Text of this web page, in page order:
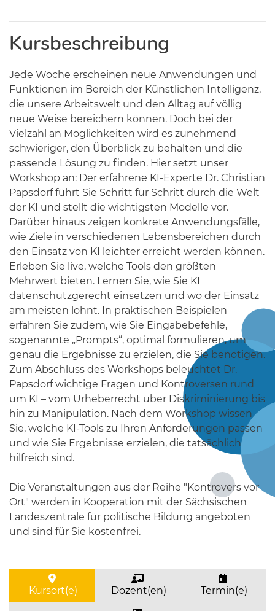
Kursbeschreibung
Jede Woche erscheinen neue Anwendungen und
Funktionen im Bereich der Künstlichen Intelligenz,
die unsere Arbeitswelt und den Alltag auf völlig
neue Weise bereichern können. Doch bei der
Vielzahl an Möglichkeiten wird es zunehmend
schwieriger, den Überblick zu behalten und die
passende Lösung zu finden. Hier setzt unser
Workshop an: Der erfahrene KI-Experte Dr. Christian
Papsdorf führt Sie Schritt für Schritt durch die Welt
der KI und stellt die wichtigsten Modelle vor.
Darüber hinaus zeigen konkrete Anwendungsfälle,
wie Ziele in verschiedenen Lebensbereichen durch
den Einsatz von KI leichter erreicht werden können.
Erleben Sie live, welche Tools den größten
Mehrwert bieten. Lernen Sie, wie Sie KI
datenschutzgerecht einsetzen und wo der Einsatz
am meisten lohnt. In praktischen Beispielen
erfahren Sie zudem, wie Sie Eingabebefehle,
sogenannte „Prompts“, optimal formulieren, um
genau die Ergebnisse zu erzielen, die Sie benötigen.
Zum Abschluss des Workshops beleuchtet Dr.
Papsdorf wichtige Fragen und Kontroversen rund
um KI – vom Urheberrecht über Diskriminierung bis
hin zu Manipulation. Nach dem Workshop wissen
Sie, welche KI-Tools zu Ihren Anforderungen passen
und wie Sie Ergebnisse erzielen, die tatsächlich
hilfreich sind.
Die Veranstaltungen aus der Reihe "Kontrovers vor
Ort" werden in Kooperation mit der Sächsischen
Landeszentrale für politische Bildung angeboten
und sind für Sie kostenfrei.
Kursort(e) Dozent(en) Termin(e)